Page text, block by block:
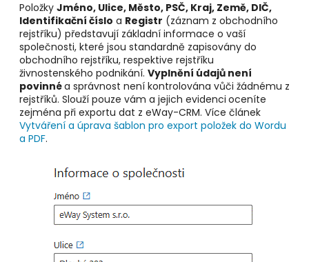
Položky Jméno, Ulice, Město, PSČ, Kraj, Země, DIČ,
Identifikační číslo a Registr (záznam z obchodního
rejstříku) představují základní informace o vaší
společnosti, které jsou standardně zapisovány do
obchodního rejstříku, respektive rejstříku
živnostenského podnikání. Vyplnění údajů není
povinnéa správnost není kontrolována vůči žádnému z
rejstříků. Slouží pouze vám a jejich evidenci oceníte
zejména při exportu dat z eWay-CRM. Více článek
Vytváření a úprava šablon pro export položek do Wordu
a PDF.